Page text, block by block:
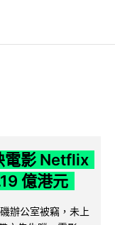
電影 Netflix
億港元
辦公室被竊，未上